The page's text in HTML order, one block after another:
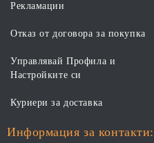
Рекламации
Отказ от договора за покупка
Управлявай Профила и
Настройките си
Куриери за доставка
Информация за контакти: